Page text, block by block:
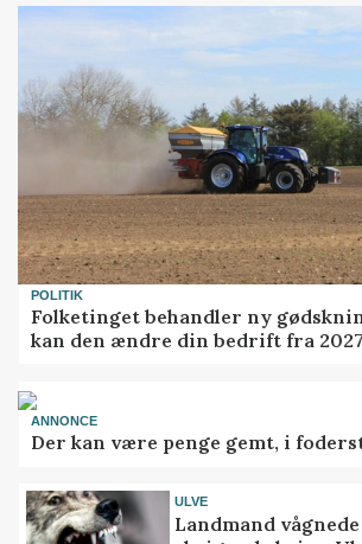
POLITIK
Folketinget behandler ny
kan den ændre din bedrift fra 2027
ANNONCE
Der kan være penge gemt, i
ULVE
Landmand